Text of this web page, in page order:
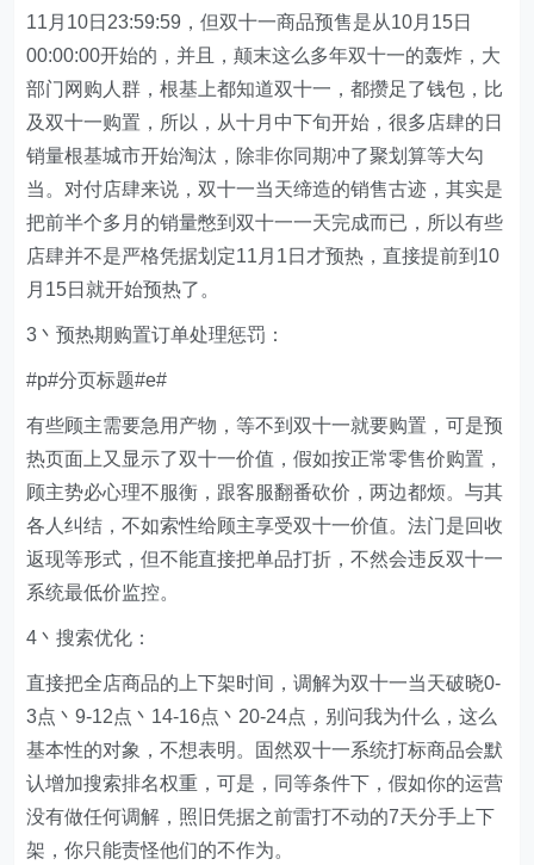
11月10日23:59:59，但双十一商品预售是从10月15日
00:00:00开始的，并且，颠末这么多年双十一的轰炸，大
部门网购人群，根基上都知道双十一，都攒足了钱包，比
及双十一购置，所以，从十月中下旬开始，很多店肆的日
销量根基城市开始淘汰，除非你同期冲了聚划算等大勾
当。对付店肆来说，双十一当天缔造的销售古迹，其实是
把前半个多月的销量憋到双十一一天完成而已，所以有些
店肆并不是严格凭据划定11月1日才预热，直接提前到10
月15日就开始预热了。
3丶预热期购置订单处理惩罚：
#p#分页标题#e#
有些顾主需要急用产物，等不到双十一就要购置，可是预
热页面上又显示了双十一价值，假如按正常零售价购置，
顾主势必心理不服衡，跟客服翻番砍价，两边都烦。与其
各人纠结，不如索性给顾主享受双十一价值。法门是回收
返现等形式，但不能直接把单品打折，不然会违反双十一
系统最低价监控。
4丶搜索优化：
直接把全店商品的上下架时间，调解为双十一当天破晓0-
3点丶9-12点丶14-16点丶20-24点，别问我为什么，这么
基本性的对象，不想表明。固然双十一系统打标商品会默
认增加搜索排名权重，可是，同等条件下，假如你的运营
没有做任何调解，照旧凭据之前雷打不动的7天分手上下
架，你只能责怪他们的不作为。